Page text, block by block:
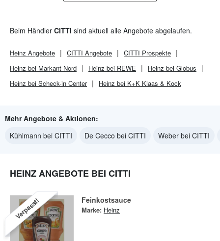
Beim Händler CITTI sind aktuell alle Angebote abgelaufen.
Heinz Angebote CITTI Angebote CITTI Prospekte
Heinz bei Markant Nord
Heinz bei REWE
Heinz bei Globus
Heinz bei Scheck-in Center
Heinz bei K+K Klaas & Kock
Mehr Angebote & Aktionen:
Kühlmann bei CITTI
De Cecco bei CITTI Weber bei CITTI
HEINZ ANGEBOTE BEI CITTI
Verpasst! Feinkostsauce
Marke: Heinz